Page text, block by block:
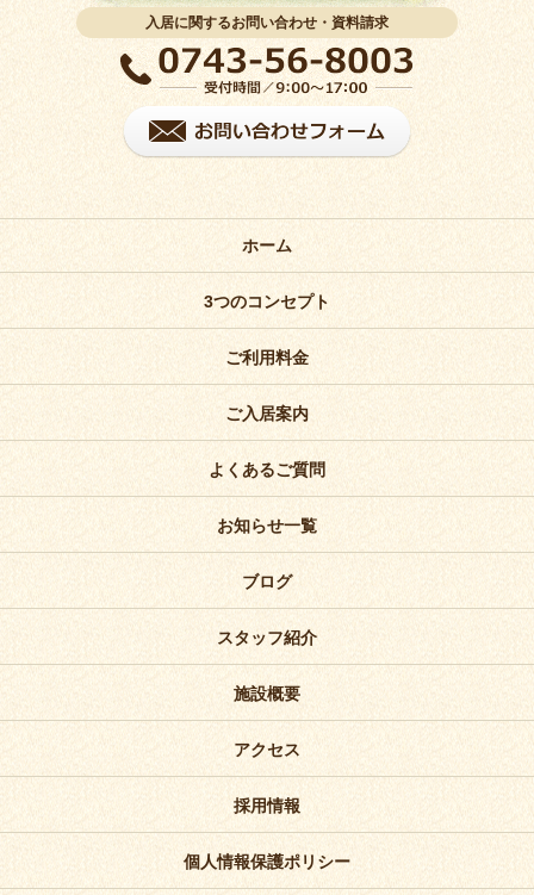
入居に関するお問い合わせ・資料請求
ホーム
3つのコンセプト
ご利用料金
ご入居案内
よくあるご質問
お知らせ一覧
ブログ
スタッフ紹介
施設概要
アクセス
採用情報
個人情報保護ポリシー